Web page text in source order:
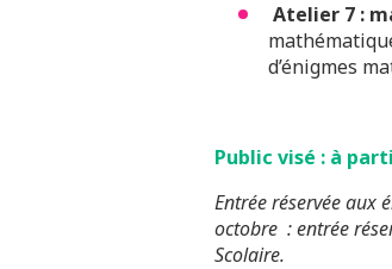
Atelier 7 :
d’énigmes
Public visé : à
Entrée réservée aux
octobre : entrée
Scolaire.